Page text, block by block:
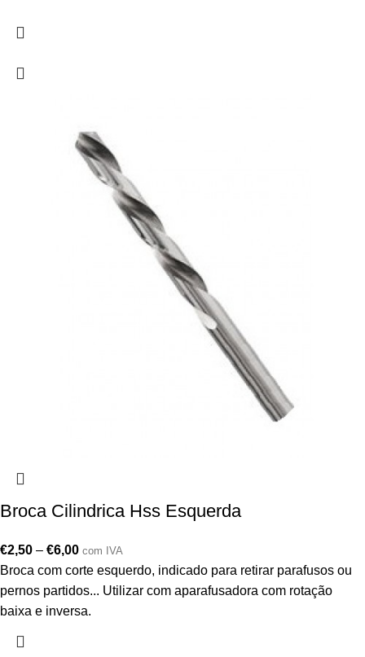
Broca Cilindrica Hss Esquerda
€2,50 – €6,00 com IVA
Broca com corte esquerdo, indicado para retirar parafusos ou
pernos partidos... Utilizar com aparafusadora com rotação
baixa e inversa.